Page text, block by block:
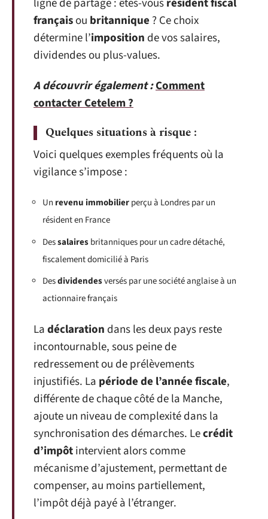
françaisou britannique ? Ce choix
détermine l’imposition de vos salaires,
dividendes ou plus-values.
A découvrir également :Comment
contacter Cetelem ?
Quelques situations à risque :
Voici quelques exemples fréquents où la
vigilance s’impose :
Un revenu immobilierperçu à Londres par un
résident en France
Dessalairesbritanniques pour un cadre détaché,
fiscalement domicilié à Paris
Desdividendesversés par une société anglaise à un
actionnaire français
Ladéclaration dans les deux pays reste
incontournable, sous peine de
redressement ou de prélèvements
injustifiés. La période de l’année fiscale,
différente de chaque côté de la Manche,
ajoute un niveau de complexité dans la
synchronisation des démarches. Lecrédit
d’impôtintervient alors comme
mécanisme d’ajustement, permettant de
compenser, au moins partiellement,
l’impôt déjà payé à l’étranger.